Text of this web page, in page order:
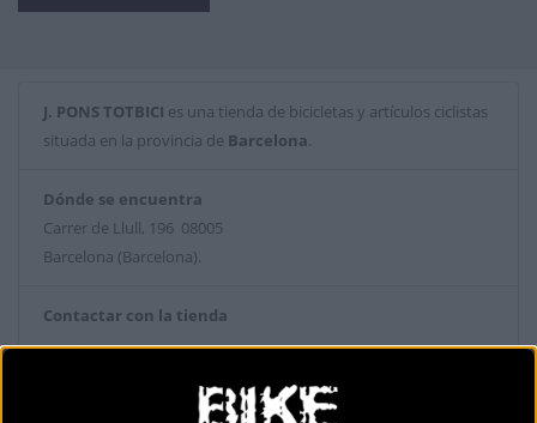
J. PONS TOTBICI es una tienda de bicicletas y artículos ciclistas
situada en la provincia de Barcelona.
Dónde se encuentra
Carrer de Llull, 196 08005
Barcelona (Barcelona).
Contactar con la tienda
933091689
Web y RRSS de la tienda